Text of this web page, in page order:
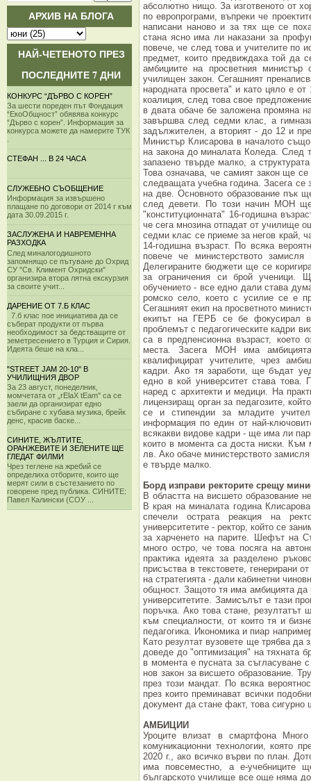
АРХИВ НА БЛОГА
НАЙ-ЧЕТЕНОТО ПРЕЗ
ПОСЛЕДНИТЕ 7 ДНИ
КОНКУРС “ДЪРВО С КОРЕН”
За шести пореден път Фондация
“ЕкоОбщност” обявява конкурс
“Дърво с корен”. Информация за
конкурса можете да намерите ТУК
СТЕФАН ... В 24 ЧАСА
СЛУЖЕБНО СЪОБЩЕНИЕ
Информация за извършено
плащане по договори от 2014 г към
дата 30.09.2015 г.
ЗАСЛУЖЕНА И НАВРЕМЕННА
РАЗХОДКА
След миналогодишното
запомнящо се пътуване до Охрид
СУ "Св. Климент Охридски"
организира втора лятна екскурзия
за своите учит...
ДАРЕНИЕ ОТ 7.Б КЛАС
7.б клас пое инициатива да се
съберат продукти от първа
необходимост за бедстващите от
земетресението в Турция и Сирия.
Идеята беше на кла...
"STREET JAM 20-10" В
УЧИЛИЩНИЯ ДВОР
За 23 август, понеделник,
момчетата от „rElaX tEam" са се
заели да организират едно
събиране с хубава музика, брейк
денс, красив баске...
СИНИТЕ, ЖЪЛТИТЕ,
ОРАНЖЕВИТЕ И ЗЕЛЕНИТЕ ЩЕ
ГЛЕДАТ ФИЛМИ
Чрез теглене на жребий се
определиха отборите, които ще
мерят сили в състезанието по
говорене пред публика. СИНИТЕ:
Павел Калински (СОУ ...
абсолютно нищо. За изготвеното от
по европрограми, въпреки че
написани наново и за тях ще се
стана ясно има ли наказани за
повече, че след това и учителите по
предмет, които предвиждаха той да
амбициите на просветния
училищен закон. Сегашният
народната просвета" и като цяло е
коалиция, след това свое
в двата обаче бе заложена промяна
завършва след седми клас, а
задължителен, а вторият - до 12 и
Министър Клисарова в началото
на закона до миналата Коледа. След
запазено твърде малко, а
Това означава, че самият закон ще
следващата учебна година. Засега се
на две. Основното образование пък
след девети. По този начин МОН
"конституционната" 16-годишна
че сега мнозина отпадат от училище
седми клас се приеме за негов край,
14-годишна възраст. По всяка
повече че министерството
Делегираните бюджети ще се
за ограничения си брой ученици.
обучението - все едно дали става
ромско село, което с усилие се е
Сегашният екип на просветното
екипът на ГЕРБ се бе фокусирал
проблемът с педагогическите кадри
са в предпенсионна възраст, което
места. Засега МОН има
квалифицират учителите, чрез
кадри. Ако тя заработи, ще бъдат
едно в кой университет става това.
наред с архитекти и медици. На
лицензиращ орган за педагозите,
се и стипендии за младите
информация по един от най-
всякакви видове кадри - ще има ли
които в момента са доста ниски. Към
лв. Ако обаче министерството
е твърде малко.
Борд изправи ректорите срещу
В областта на висшето образование
В края на миналата година
спечели острата реакция на
университетите - ректор, който се
за харченето на парите. Шефът на
много остро, че това посяга на
практика идеята за разделено
присъства в текстовете, генерирани
на стратегията - дали кабинетни
общност. Защото тя има амбицията да
университетите. Замисълът е тази
поръчка. Ако това стане,
към специалности, от които тя и
педагогика. Икономика и пиар
Като резултат вузовете ще трябва да
доведе до "оптимизация" на тяхната
в момента е пусната за съгласуване
нов закон за висшето образование.
през този мандат. По всяка
през които преминават всички
документ да стане факт, това
АМБИЦИИ
Уроците влизат в смартфона
комуникационни технологии, която
2020 г., ако всичко върви по план.
има повсеместно, а е-учебниците
българското училище все още няма